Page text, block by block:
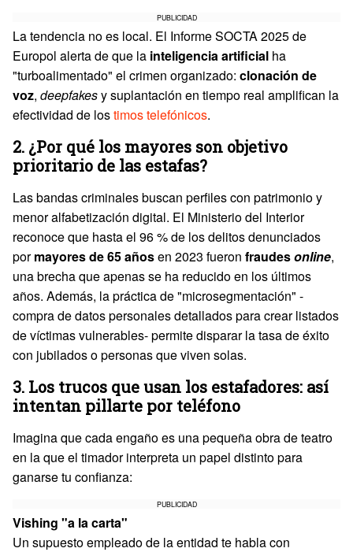
PUBLICIDAD
La tendencia no es local. El Informe SOCTA 2025 de
Europol alerta de que la inteligencia artificial ha
"turboalimentado" el crimen organizado: clonación de
voz, deepfakesy suplantación en tiempo real amplifican la
efectividad de lostimos telefónicos.
2. ¿Por qué los mayores son objetivo
prioritario de las estafas?
Las bandas criminales buscan perfiles con patrimonio y
menor alfabetización digital. El Ministerio del Interior
reconoce que hasta el 96 % de los delitos denunciados
pormayores de 65 añosen 2023 fueron fraudesonline,
una brecha que apenas se ha reducido en los últimos
años. Además, la práctica de "microsegmentación" -
compra de datos personales detallados para crear listados
de víctimas vulnerables- permite disparar la tasa de éxito
con jubilados o personas que viven solas.
3. Los trucos que usan los estafadores: así
intentan pillarte por teléfono
Imagina que cada engaño es una pequeña obra de teatro
en la que el timador interpreta un papel distinto para
ganarse tu confianza:
PUBLICIDAD
Vishing "a la carta"
Un supuesto empleado de la entidad te habla con